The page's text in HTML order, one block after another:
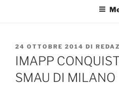
PUBBLICATO
IL
24 OTTOBRE 2014 DI
IMAPP
SMAU DI MILANO